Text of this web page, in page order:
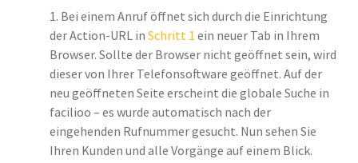
1. Bei einem Anruf öffnet sich durch die Einrichtung
der Action-URL inSchritt 1ein neuer Tab in Ihrem
Browser. Sollte der Browser nicht geöffnet sein, wird
dieser von Ihrer Telefonsoftware geöffnet. Auf der
neu geöffneten Seite erscheint die globale Suche in
facilioo – es wurde automatisch nach der
eingehenden Rufnummer gesucht. Nun sehen Sie
Ihren Kunden und alle Vorgänge auf einem Blick.